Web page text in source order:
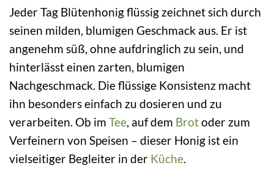
Jeder Tag Blütenhonig flüssig zeichnet sich durch
seinen milden, blumigen Geschmack aus. Er ist
angenehm süß, ohne aufdringlich zu sein, und
hinterlässt einen zarten, blumigen
Nachgeschmack. Die flüssige Konsistenz macht
ihn besonders einfach zu dosieren und zu
verarbeiten. Ob im Tee, auf dem Brotoder zum
Verfeinern von Speisen – dieser Honig ist ein
vielseitiger Begleiter in der Küche.